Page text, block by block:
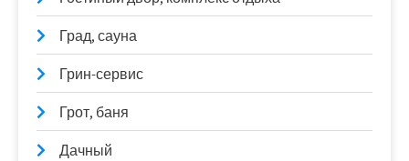
Град, сауна
Грин-сервис
Грот, баня
Дачный